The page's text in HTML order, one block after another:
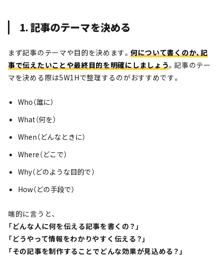
1. 記事のテーマを決める
まず記事のテーマや目的を決めます。 何について書くのか、記
事で伝えたいことや最終目的を明確にしましょう。記事のテー
マを決める際は5W1Hで整理するのがおすすめです。
Who（誰に）
What（何を）
When（どんなときに）
Where（どこで）
Why（どのような目的で）
How（どの手段で）
端的に言うと、
「どんな人に何を伝える記事を書くの？」
「どうやって情報をわかりやすく伝える？」
「その記事を制作することでどんな効果が見込める？」